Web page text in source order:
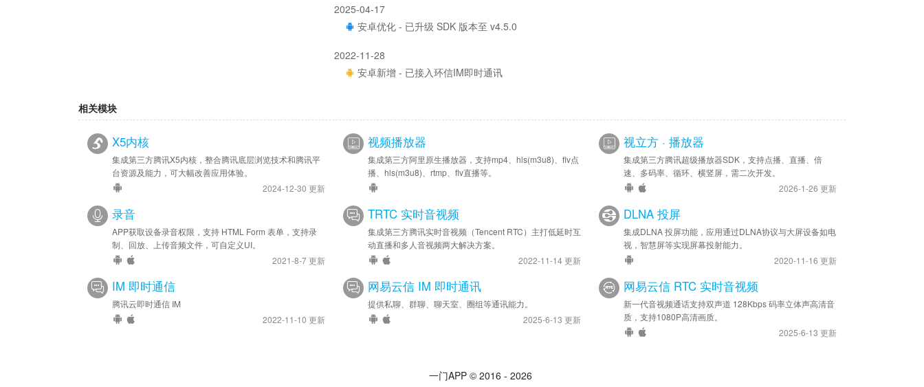
2025-04-17
安卓优化 - 已升级 SDK 版本至 v4.5.0
2022-11-28
安卓新增 - 已接入环信IM即时通讯
相关模块
X5内核
集成第三方腾讯X5内核，整合腾讯底层浏览技术和腾讯平
台资源及能力，可大幅改善应用体验。
2024-12-30 更新
视频播放器
集成第三方阿里原生播放器，支持mp4、hls(m3u8)、flv点
播、hls(m3u8)、rtmp、flv直播等。
视立方 · 播放器
集成第三方腾讯超级播放器SDK，支持点播、直播、倍
速、多码率、循环、横竖屏，需二次开发。
2026-1-26 更新
录音
APP获取设备录音权限，支持 HTML Form 表单，支持录
制、回放、上传音频文件，可自定义UI。
2021-8-7 更新
TRTC 实时音视频
集成第三方腾讯实时音视频（Tencent RTC）主打低延时互
动直播和多人音视频两大解决方案。
2022-11-14 更新
DLNA 投屏
集成DLNA 投屏功能，应用通过DLNA协议与大屏设备如电
视，智慧屏等实现屏幕投射能力。
2020-11-16 更新
IM 即时通信
腾讯云即时通信 IM
2022-11-10 更新
网易云信 IM 即时通讯
提供私聊、群聊、聊天室、圈组等通讯能力。
2025-6-13 更新
网易云信 RTC 实时音视频
新一代音视频通话支持双声道 128Kbps 码率立体声高清音
质，支持1080P高清画质。
2025-6-13 更新
一门APP © 2016 - 2026